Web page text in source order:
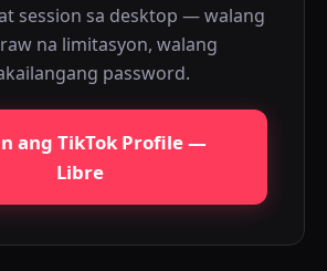
session sa desktop — walang
na limitasyon, walang
password.
ang TikTok Profile —
Libre